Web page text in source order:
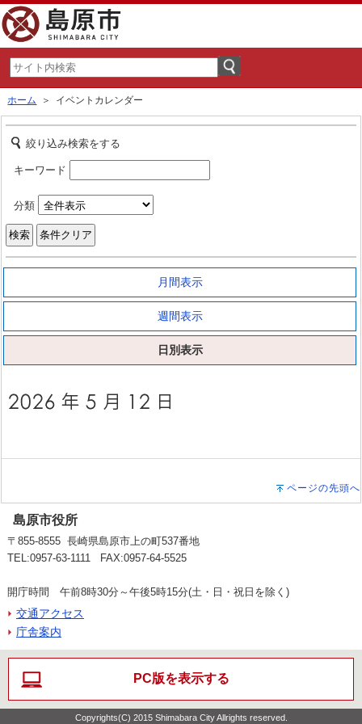
ホーム ＞ イベントカレンダー
絞り込み検索をする
キーワード
分類
月間表示
週間表示
日別表示
ページの先頭へ
島原市役所
〒855-8555 長崎県島原市上の町537番地
TEL:0957-63-1111 FAX:0957-64-5525
開庁時間 午前8時30分～午後5時15分(土・日・祝日を除く)
交通アクセス
庁舎案内
PC版を表示する
Copyrights(C) 2015 Shimabara City Allrights reserved.